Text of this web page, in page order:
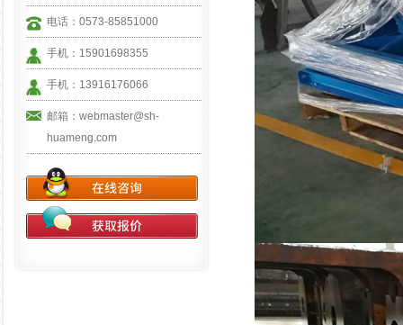
电话：0573-85851000
手机：15901698355
手机：13916176066
邮箱：webmaster@sh-
huameng.com